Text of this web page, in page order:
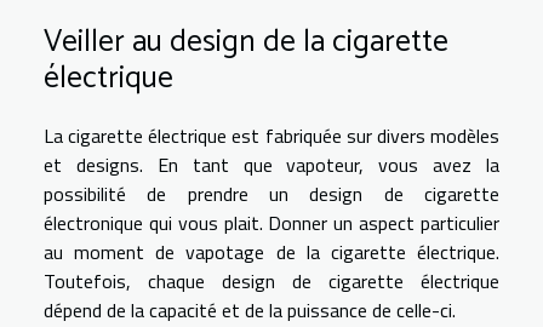
Veiller au design de la cigarette
électrique
La cigarette électrique est fabriquée sur divers modèles
et designs. En tant que vapoteur, vous avez la
possibilité de prendre un design de cigarette
électronique qui vous plait. Donner un aspect particulier
au moment de vapotage de la cigarette électrique.
Toutefois, chaque design de cigarette électrique
dépend de la capacité et de la puissance de celle-ci.